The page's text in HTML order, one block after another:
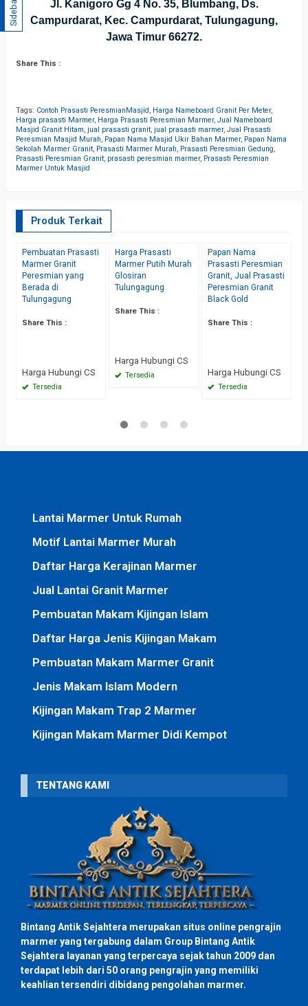
Jl. Kanigoro Gg 4 No. 35, Blumbang, Ds.
Campurdarat, Kec. Campurdarat, Tulungagung,
Jawa Timur 66272.
Share This :
Tags: Contoh Prasasti PeresmianMasjid , Harga Nameboard Granit Per Meter,
Harga prasasti Marmer, Harga Prasasti Peresmian Marmer, Jual Nameboard
Masjid Granit Hitam, jual prasasti granit, jual prasasti marmer, Jual Prasasti
Peresmian Masjid Murah, Papan Nama Masjid Ukir Bahan Marmer, Papan Nama
Sekolah Marmer Granit, Prasasti Marmer Murah, Prasasti Peresmian Gedung,
Prasasti Peresmian Granit, prasasti peresmian marmer, Prasasti Peresmian
Marmer Untuk Masjid
Produk Terkait
Pembuatan Prasasti
Marmer Granit
Peresmian yang
Berada di
Harga Hubungi CS
Harga Prasasti
Marmer Putih Murah
Glosiran
Harga Hubungi CS
Papan Nama
Prasasti Peresmian
Granit, Jual Prasasti
Peresmian Granit
Harga Hubungi CS
Sidebar
Lantai Marmer Untuk Rumah
Motif Lantai Marmer Murah
Daftar Harga Kerajinan Marmer
Jual Lantai Granit Marmer
Pembuatan Makam Kijingan Islam
Daftar Harga Jenis Kijingan Makam
Pembuatan Makam Marmer Granit
Jenis Makam Islam Modern
Kijingan Makam Trap 2 Marmer
Kijingan Makam Marmer Didi Kempot
TENTANG KAMI
Bintang Antik Sejahtera merupakan situs online pengrajin
marmer yang tergabung dalam Group Bintang Antik
Sejahtera layanan yang terpercaya sejak tahun 2009 dan
terdapat lebih dari 50 orang pengrajin yang memiliki
keahlian tersendiri dibidang pengolahan marmer.